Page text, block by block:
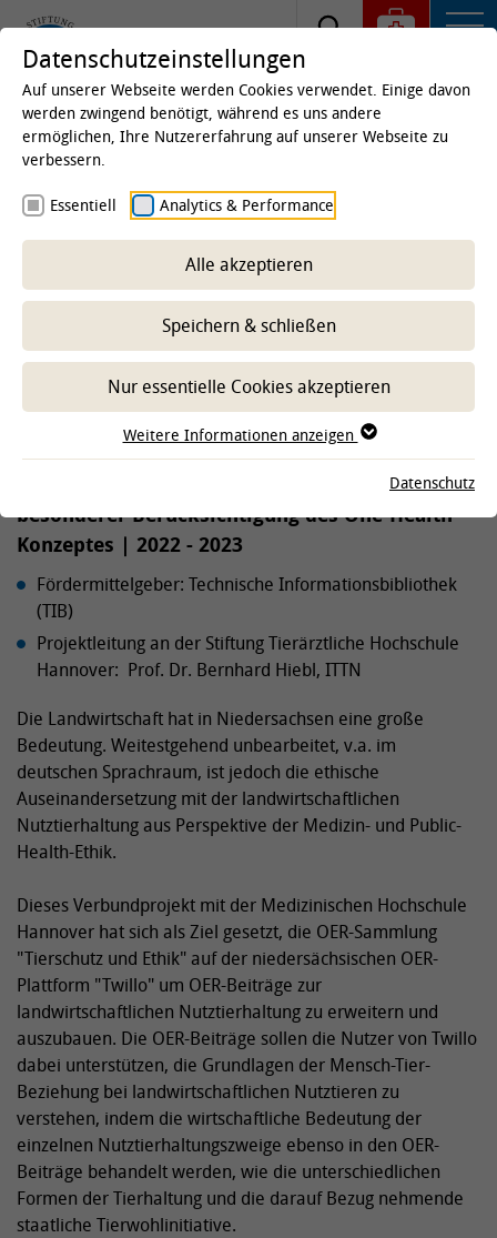
Startseite
Projektbeteiligungen
OER-Projekt 2
-- Unterbereich wählen --
Mensch-Tier-Beziehung aus regulatorischer und
ethischer Perspektive: Fokus:
landwirtschaftliche Nutztierhaltung unter
besonderer Berücksichtigung des One-Health-
Konzeptes | 2022 - 2023
Fördermittelgeber: Technische Informationsbibliothek
(TIB)
Projektleitung an der Stiftung Tierärztliche Hochschule
Hannover: Prof. Dr. Bernhard Hiebl, ITTN
Die Landwirtschaft hat in Niedersachsen eine große
Bedeutung. Weitestgehend unbearbeitet, v.a. im
deutschen Sprachraum, ist jedoch die ethische
Auseinandersetzung mit der landwirtschaftlichen
Nutztierhaltung aus Perspektive der Medizin- und Public-
Health-Ethik.
Dieses Verbundprojekt mit der Medizinischen Hochschule
Hannover hat sich als Ziel gesetzt, die OER-Sammlung
"Tierschutz und Ethik" auf der niedersächsischen OER-
Plattform "Twillo" um OER-Beiträge zur
landwirtschaftlichen Nutztierhaltung zu erweitern und
auszubauen. Die OER-Beiträge sollen die Nutzer von Twillo
dabei unterstützen, die Grundlagen der Mensch-Tier-
Beziehung bei landwirtschaftlichen Nutztieren zu
verstehen, indem die wirtschaftliche Bedeutung der
einzelnen Nutztierhaltungszweige ebenso in den OER-
Beiträge behandelt werden, wie die unterschiedlichen
Formen der Tierhaltung und die darauf Bezug nehmende
staatliche Tierwohlinitiative.
Datenschutzeinstellungen
Auf unserer Webseite werden Cookies verwendet. Einige davon
werden zwingend benötigt, während es uns andere
ermöglichen, Ihre Nutzererfahrung auf unserer Webseite zu
verbessern.
Essentiell Analytics & Performance
Alle akzeptieren
Speichern & schließen
Nur essentielle Cookies akzeptieren
Weitere Informationen anzeigen
Datenschutz